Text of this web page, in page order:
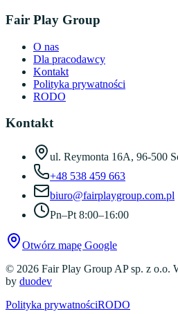
Fair Play Group
O nas
Dla pracodawcy
Kontakt
Polityka prywatności
RODO
Kontakt
ul. Reymonta 16A, 96-500
+48 538 459 663
biuro@fairplaygroup.com.pl
Pn–Pt 8:00–16:00
Otwórz mapę Google
© 2026 Fair Play Group AP sp. z o.o.
by duodev
Polityka prywatnościRODO